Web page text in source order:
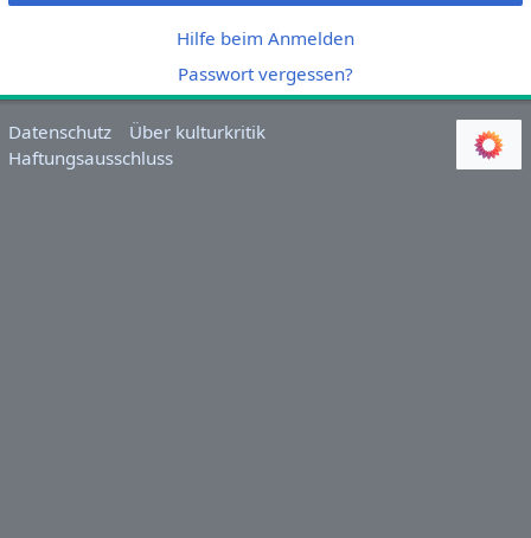
Hilfe beim Anmelden
Passwort vergessen?
Datenschutz
Über kulturkritik
Haftungsausschluss